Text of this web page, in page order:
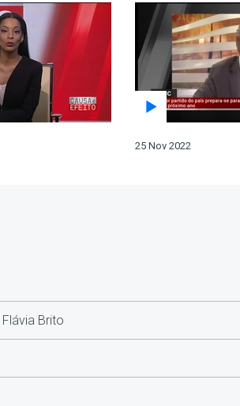
25 Nov 2022
Brito